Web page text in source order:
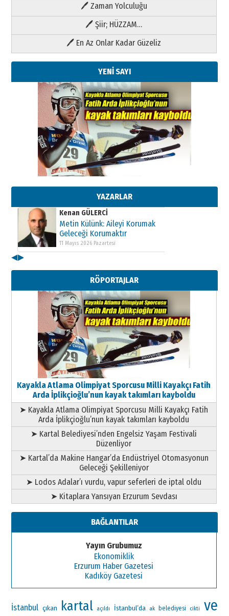
🖊 Zaman Yolculuğu
🖊 Şiir; HÜZZAM…
🖊 En Az Onlar Kadar Güzeliz
YENİ SAYI
YAZARLAR
Kenan GÜLERCİ
Metin Külünk: Aileyi Korumak
11 Mayıs 2026 Pazartesi
Kenan GÜLERCİ
Metin Külünk: Aileyi Korumak
Geleceği Korumaktır
11 Mayıs 2026 Pazartesi
Metin Külünk: Aileyi Korumak
Geleceği Korumaktır
11 Mayıs 2026 Pazartesi
◀▶
RÖPORTAJLAR
Kayakla Atlama Olimpiyat Sporcusu Milli Kayakçı Fatih
Arda İplikçioğlu’nun kayak takımları kayboldu
➤ Kayakla Atlama Olimpiyat Sporcusu Milli Kayakçı Fatih
Arda İplikçioğlu’nun kayak takımları kayboldu
➤ Kartal Belediyesi’nden Engelsiz Yaşam Festivali
Düzenliyor
➤ Kartal’da Makine Hangar’da Endüstriyel Otomasyonun
Geleceği Şekilleniyor
➤ Lodos Adalar’ı vurdu, vapur seferleri de iptal oldu
➤ Kitaplara Yansıyan Erzurum Sevdası
BAĞLANTILAR
Yayın Grubumuz
Ekonomiklik
Erzurum Haber Gazetesi
Kadıköy Gazetesi
İstanbul çıkan kartal açıldı İstanbul’da ak belediyesi cikti ve